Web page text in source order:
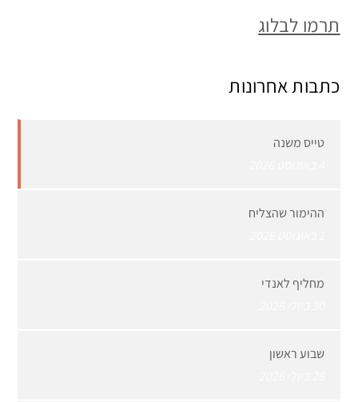
תרמו לבלוג
כתבות אחרונות
טייס משנה
ההימור שהצליח
מחליף לאנדי
שבוע ראשון